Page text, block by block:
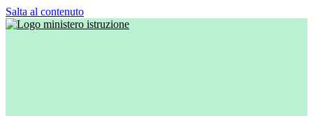
Salta al contenuto